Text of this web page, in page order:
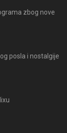
zbog nove
posla i nostalgije